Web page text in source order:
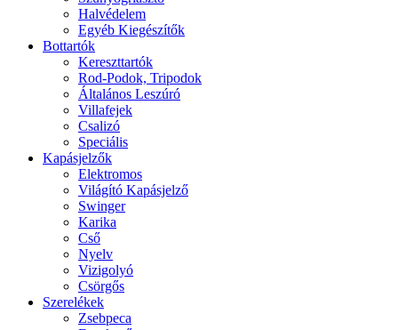
Halvédelem
Egyéb Kiegészítők
Bottartók
Kereszttartók
Rod-Podok, Tripodok
Általános Leszúró
Villafejek
Csalizó
Speciális
Kapásjelzők
Elektromos
Világító Kapásjelző
Swinger
Karika
Cső
Nyelv
Vizigolyó
Csörgős
Szerelékek
Zsebpeca